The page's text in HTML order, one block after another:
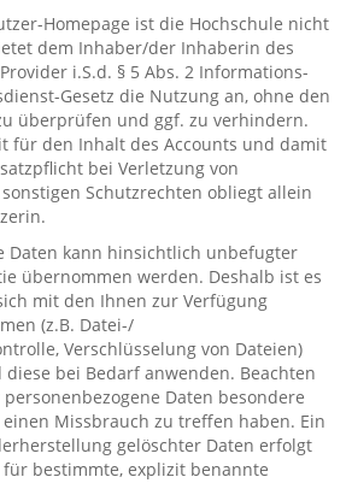
Homepage ist die Hochschule nicht
dem Inhaber/der Inhaberin des
i.S.d. § 5 Abs. 2 Informations-
Gesetz die Nutzung an, ohne den
überprüfen und ggf. zu verhindern.
für den Inhalt des Accounts und damit
bei Verletzung von
Schutzrechten obliegt allein
Daten kann hinsichtlich unbefugter
übernommen werden. Deshalb ist es
mit den Ihnen zur Verfügung
(z.B. Datei-/
Verschlüsselung von Dateien)
bei Bedarf anwenden. Beachten
Daten besondere
Missbrauch zu treffen haben. Ein
gelöschter Daten erfolgt
bestimmte, explizit benannte